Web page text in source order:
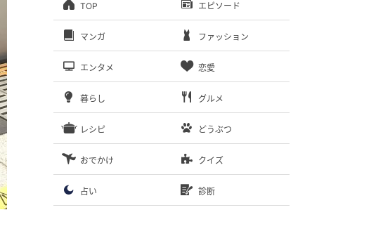
TOP エピソード
マンガ ファッション
エンタメ 恋愛
暮らし グルメ
レシピ どうぶつ
おでかけ クイズ
占い 診断